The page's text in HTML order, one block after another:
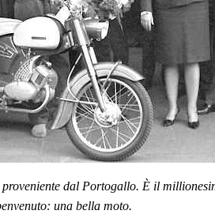
dal Portogallo. È il
una bella moto.